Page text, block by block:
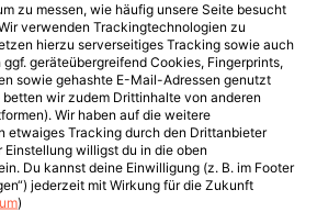
zu messen, wie häufig unsere Seite besucht
verwenden Trackingtechnologien zu
hierzu serverseitiges Tracking sowie auch
geräteübergreifend Cookies, Fingerprints,
sowie gehashte E-Mail-Adressen genutzt
wir zudem Drittinhalte von anderen
Wir haben auf die weitere
etwaiges Tracking durch den Drittanbieter
willigst du in die oben
Du kannst deine Einwilligung (z. B. im Footer
jederzeit mit Wirkung für die Zukunft
)